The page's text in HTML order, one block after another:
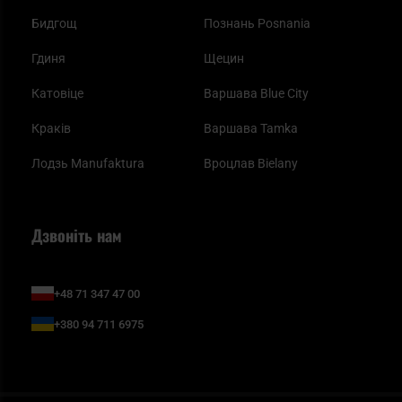
Бидгощ
Гдиня
Катовіце
Краків
Лодзь Manufaktura
Познань Posnania
Щецин
Варшава Blue City
Варшава Tamka
Вроцлав Bielany
Дзвоніть нам
+48 71 347 47 00
+380 94 711 6975